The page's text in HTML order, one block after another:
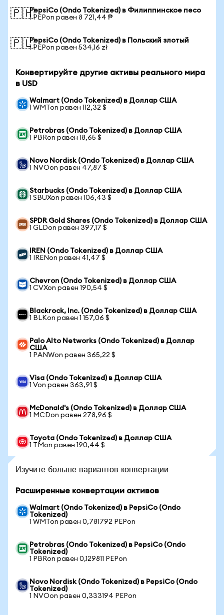
🇵🇭PepsiCo (Ondo Tokenized) в Филиппинское песо
1 PEPon равен 8 721,44 ₱
🇵🇱PepsiCo (Ondo Tokenized) в Польский злотый
1 PEPon равен 534,16 zł
Конвертируйте другие активы реального мира
в USD
Walmart (Ondo Tokenized) в Доллар США
1 WMTon равен 112,32 $
Petrobras (Ondo Tokenized) в Доллар США
1 PBRon равен 18,65 $
Novo Nordisk (Ondo Tokenized) в Доллар США
1 NVOon равен 47,87 $
Starbucks (Ondo Tokenized) в Доллар США
1 SBUXon равен 106,43 $
SPDR Gold Shares (Ondo Tokenized) в Доллар США
1 GLDon равен 397,17 $
IREN (Ondo Tokenized) в Доллар США
1 IRENon равен 41,47 $
Chevron (Ondo Tokenized) в Доллар США
1 CVXon равен 190,54 $
Blackrock, Inc. (Ondo Tokenized) в Доллар США
1 BLKon равен 1 157,06 $
Palo Alto Networks (Ondo Tokenized) в Доллар
США
1 PANWon равен 365,22 $
Visa (Ondo Tokenized) в Доллар США
1 Von равен 363,91 $
McDonald's (Ondo Tokenized) в Доллар США
1 MCDon равен 278,96 $
Toyota (Ondo Tokenized) в Доллар США
1 TMon равен 190,44 $
Изучите больше вариантов конвертации
Расширенные конвертации активов
Walmart (Ondo Tokenized) в PepsiCo (Ondo
Tokenized)
1 WMTon равен 0,781792 PEPon
Petrobras (Ondo Tokenized) в PepsiCo (Ondo
Tokenized)
1 PBRon равен 0,129811 PEPon
Novo Nordisk (Ondo Tokenized) в PepsiCo (Ondo
Tokenized)
1 NVOon равен 0,333194 PEPon